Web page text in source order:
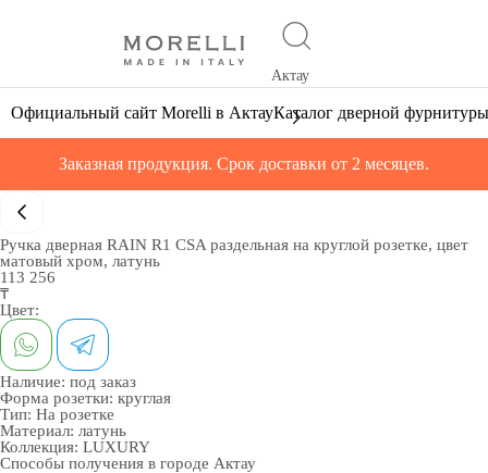
Актау
Официальный сайт Morelli в АктауКаталог дверной фурнитуры
Заказная продукция. Срок доставки от 2 месяцев.
Ручка дверная RAIN R1 CSA раздельная на круглой розетке, цвет
матовый хром, латунь
113 256
₸
Цвет:
Наличие: под заказ
Форма розетки: круглая
Тип: На розетке
Материал: латунь
Коллекция: LUXURY
Способы получения в городе Актау